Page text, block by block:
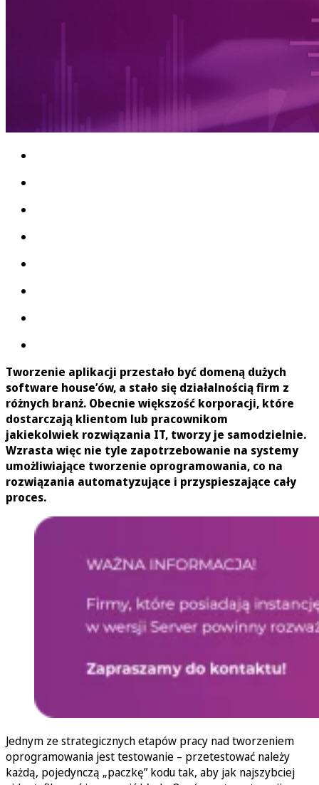
Tworzenie aplikacji przestało być domeną dużych
software house’ów, a stało się działalnością firm z
różnych branż. Obecnie większość korporacji, które
dostarczają klientom lub pracownikom
jakiekolwiek rozwiązania IT, tworzy je samodzielnie.
Wzrasta więc nie tyle zapotrzebowanie na systemy
umożliwiające tworzenie oprogramowania, co na
rozwiązania automatyzujące i przyspieszające cały
proces.
Jednym ze strategicznych etapów pracy nad tworzeniem
oprogramowania jest testowanie – przetestować należy
każdą, pojedynczą „paczkę” kodu tak, aby jak najszybciej